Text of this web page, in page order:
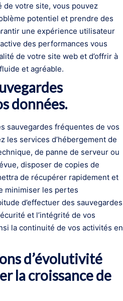
de votre site, vous pouvez
potentiel et prendre des
une expérience utilisateur
des performances vous
de votre site web et d’offrir à
et agréable.
données.
sauvegardes fréquentes de vos
les services d’hébergement de
de panne de serveur ou
disposer de copies de
de récupérer rapidement et
minimiser les pertes
d’effectuer des sauvegardes
et l’intégrité de vos
la continuité de vos activités en
d’évolutivité
la croissance de